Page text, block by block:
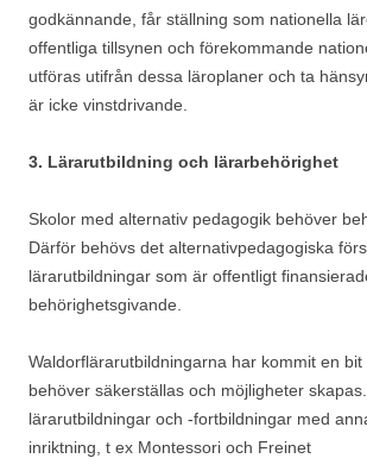
godkännande, får ställning som nationella
offentliga tillsynen och förekommande
utföras utifrån dessa läroplaner och ta
är icke vinstdrivande.
3. Lärarutbildning och lärarbehörighet
Skolor med alternativ pedagogik behöver
Därför behövs det alternativpedagogiska
lärarutbildningar som är offentligt
behörighetsgivande.
Waldorflärarutbildningarna har kommit en bit
behöver säkerställas och möjligheter
lärarutbildningar och -fortbildningar med
inriktning, t ex Montessori och Freinet